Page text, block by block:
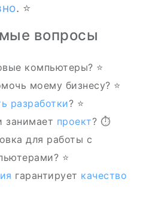
. ⭐
вопросы
компьютеры? ⭐
моему бизнесу? ⭐
разработки? ⭐
занимает проект? ⏱️
для работы с
⭐
гарантирует качество